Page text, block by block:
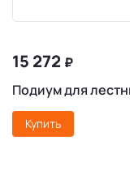
15 272 ₽
Подиум для
Купить